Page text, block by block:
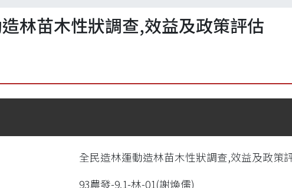
林苗木性狀調查,效益及政策評估
全民造林運動造林苗木性狀調查,效益及政策
93農發-9.1-林-01(謝煥儒)